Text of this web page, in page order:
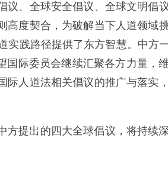
、全球安全倡议、全球文明倡
度契合，为破解当下人道领域
实践路径提供了东方智慧。中方
国际委员会继续汇聚各方力量，
人道法相关倡议的推广与落实
提出的四大全球倡议，将持续